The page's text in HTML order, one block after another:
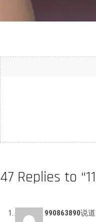
47 Replies to
990863890说道